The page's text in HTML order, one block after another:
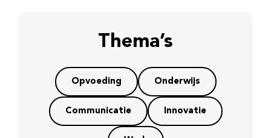
Thema’s
Opvoeding Onderwijs
Communicatie Innovatie